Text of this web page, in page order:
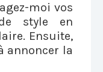
moi vos
style en
Ensuite,
annoncer la